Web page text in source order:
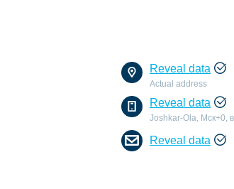
Reveal data
Actual address
Reveal data
Joshkar-Ola, Мск+0,
Reveal data